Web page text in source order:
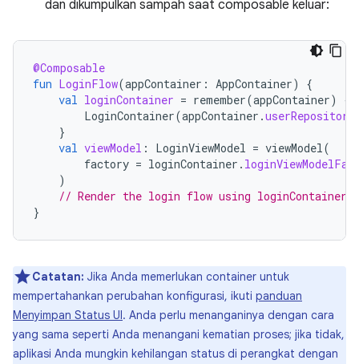
dan dikumpulkan sampah saat composable keluar:
@Composable
fun LoginFlow(appContainer : AppContainer)
{
val loginContainer = remember(appContainer)
{
LoginContainer(appContainer .userRepository
}
val viewModel : LoginViewModel = viewModel(
factory = loginContainer .
)
// Render the login flow using
}
Catatan: Jika Anda memerlukan container untuk
mempertahankan perubahan konfigurasi, ikuti panduan
Menyimpan Status UI. Anda perlu menanganinya dengan cara
yang sama seperti Anda menangani kematian proses; jika tidak,
aplikasi Anda mungkin kehilangan status di perangkat dengan